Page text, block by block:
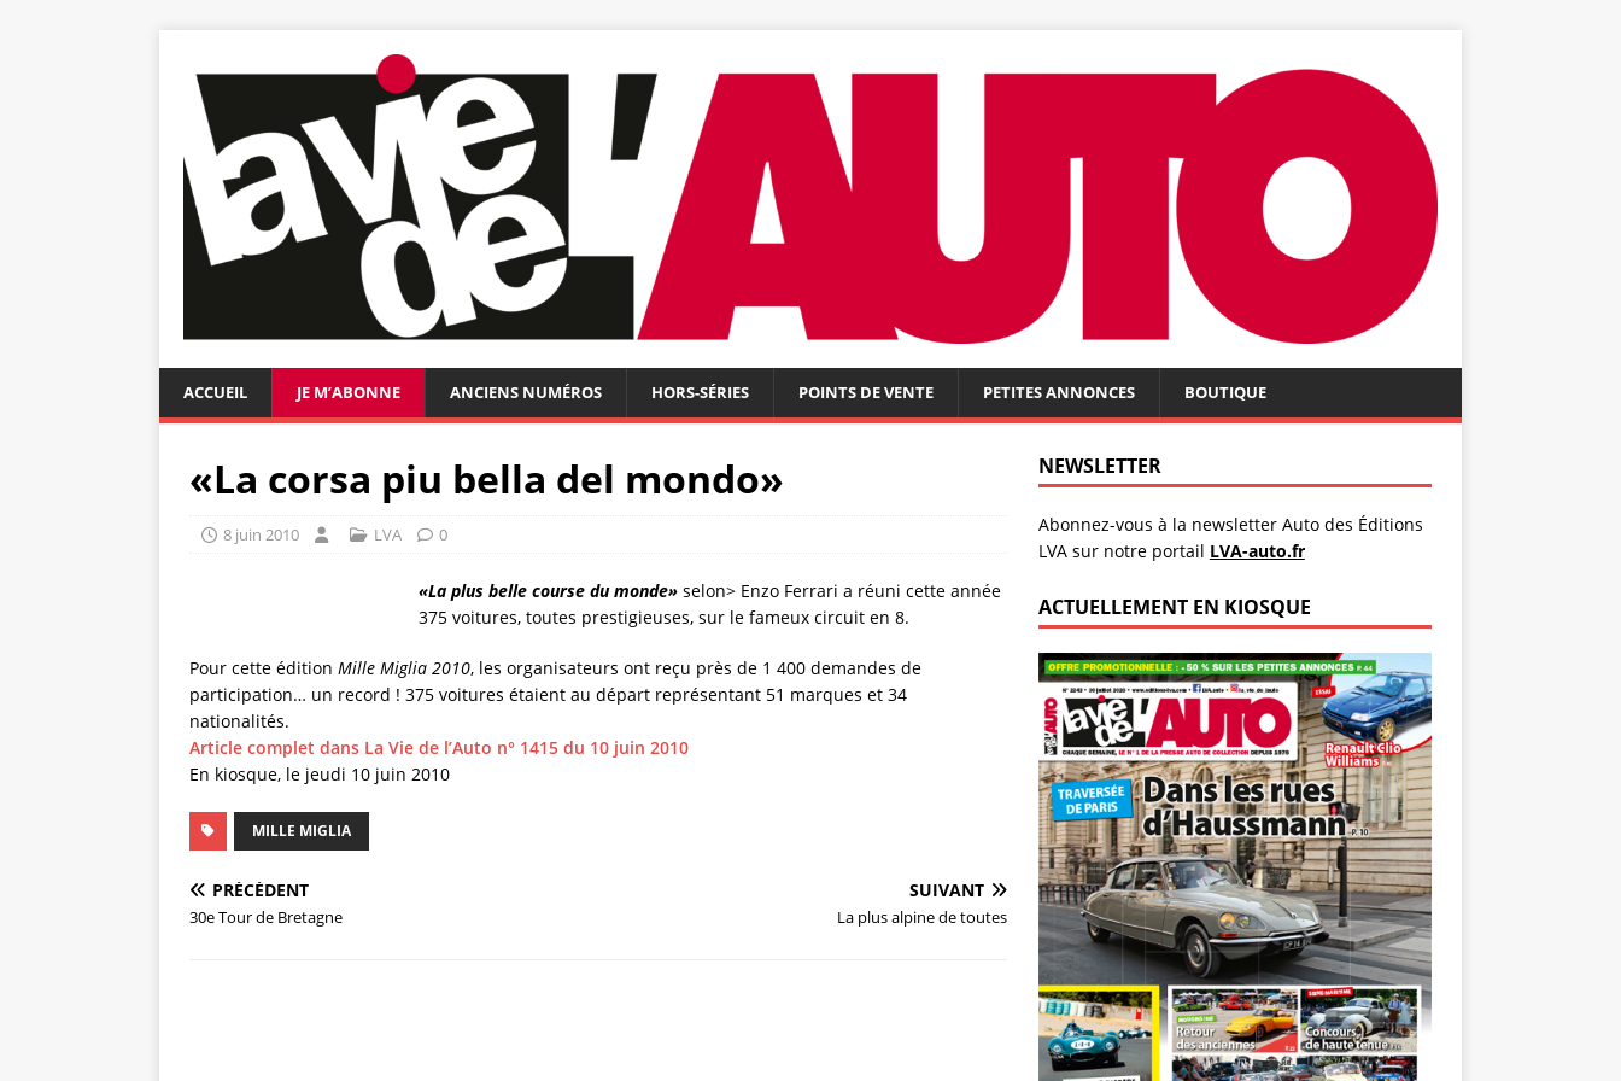
ACCUEIL JE M’ABONNE ANCIENS NUMÉROS HORS-SÉRIES POINTS DE VENTE PETITES ANNONCES BOUTIQUE
«La corsa piu bella del mondo»
8 juin 2010 LVA 0
«La plus belle course du monde» selon> Enzo Ferrari a réuni cette année
375 voitures, toutes prestigieuses, sur le fameux circuit en 8.
Pour cette édition Mille Miglia 2010, les organisateurs ont reçu près de 1 400 demandes de
participation… un record ! 375 voitures étaient au départ représentant 51 marques et 34
nationalités.
Article complet dans La Vie de l’Auto n° 1415 du 10 juin 2010
En kiosque, le jeudi 10 juin 2010
MILLE MIGLIA
PRÉCÉDENT
30e Tour de Bretagne
SUIVANT
La plus alpine de toutes
NEWSLETTER
Abonnez-vous à la newsletter Auto des Éditions
LVA sur notre portail LVA-auto.fr
ACTUELLEMENT EN KIOSQUE